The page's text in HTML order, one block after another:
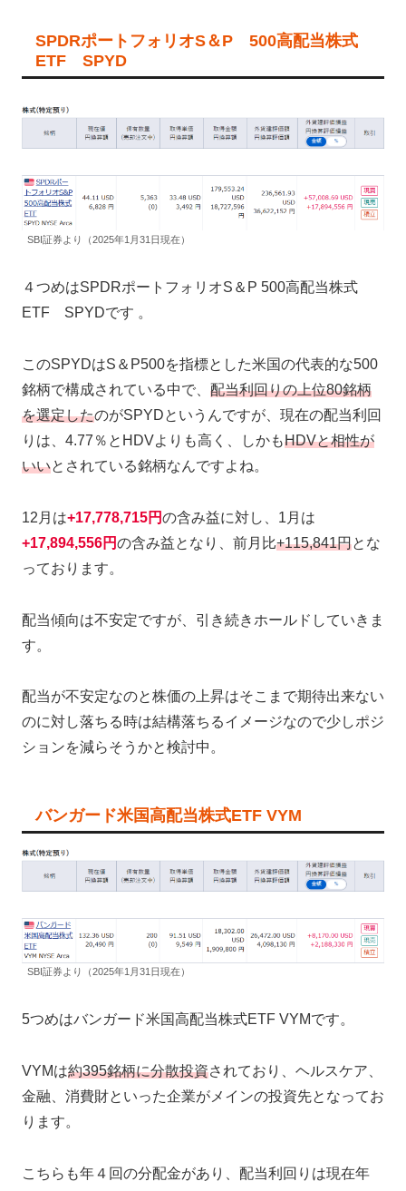
SPDRポートフォリオS＆P 500高配当株式
ETF SPYD
SBI証券より（2025年1月31日現在）
４つめはSPDRポートフォリオS＆P 500高配当株式
ETF SPYDです 。
このSPYDはS＆P500を指標とした米国の代表的な500
銘柄で構成されている中で、 配当利回りの上位80銘柄
を選定したのがSPYDというんですが、現在の配当利回
りは、4.77％とHDVよりも高く、しかもHDVと相性が
いいとされている銘柄なんですよね。
12月は+17,778,715円の含み益に対し、1月は
+17,894,556円の含み益となり、前月比+115,841円とな
っております。
配当傾向は不安定ですが、引き続きホールドしていきま
す。
配当が不安定なのと株価の上昇はそこまで期待出来ない
のに対し落ちる時は結構落ちるイメージなので少しポジ
ションを減らそうかと検討中。
バンガード米国高配当株式ETF VYM
SBI証券より（2025年1月31日現在）
5つめはバンガード米国高配当株式ETF VYMです。
VYMは約395銘柄に分散投資されており、ヘルスケア、
金融、消費財といった企業がメインの投資先となってお
ります。
こちらも年４回の分配金があり、配当利回りは現在年